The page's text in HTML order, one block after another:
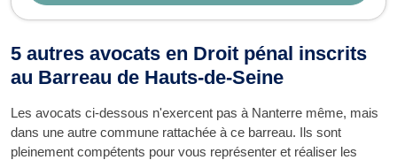
5 autres avocats en Droit pénal inscrits
au Barreau de Hauts-de-Seine
Les avocats ci-dessous n'exercent pas à Nanterre même, mais
dans une autre commune rattachée à ce barreau. Ils sont
pleinement compétents pour vous représenter et réaliser les